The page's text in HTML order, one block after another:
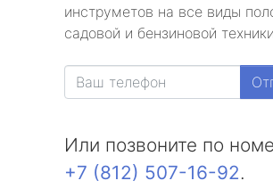
инструметов на все виды
садовой и бензиновой
Или позвоните по
+7 (812) 507-16-92.